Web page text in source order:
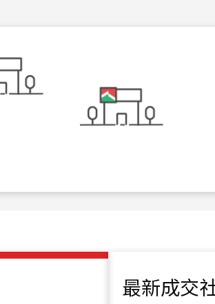
最新成交
台
115年